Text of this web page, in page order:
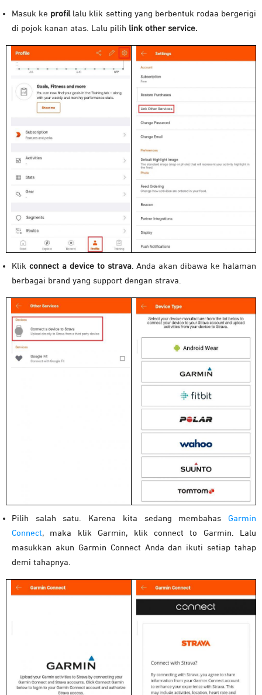
Masuk ke profillalu klik setting yang berbentuk rodaa bergerigi
di pojok kanan atas.
Lalu pilih link other service.
Klik connect a device to strava. Anda akan dibawa ke halaman
berbagai brand yang support dengan strava.
Pilih salah satu. Karena kita sedang membahas Garmin
Connect, maka klik Garmin, klik connect to Garmin. Lalu
masukkan akun Garmin Connect Anda dan ikuti setiap tahap
demi tahapnya.